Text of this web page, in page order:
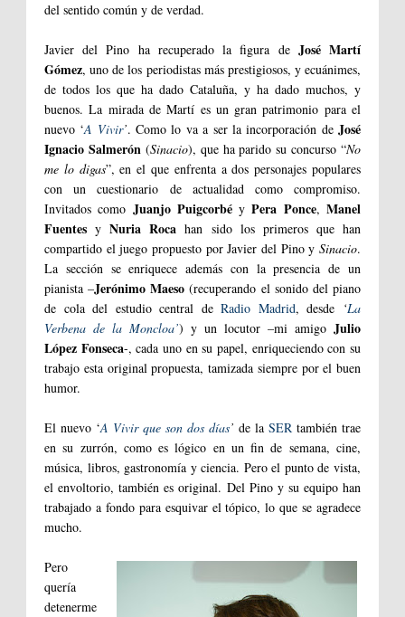
del sentido común y de verdad.
Javier del Pino ha recuperado la figura de José Martí
Gómez, uno de los periodistas más prestigiosos, y ecuánimes,
de todos los que ha dado Cataluña, y ha dado muchos, y
buenos. La mirada de Martí es un gran patrimonio para el
nuevo ‘A Vivir’. Como lo va a ser la incorporación deJosé
Ignacio Salmerón(Sinacio), que ha parido su concurso “No
me lo digas”, en el que enfrenta a dos personajes populares
con un cuestionario de actualidad como compromiso.
Invitados como Juanjo PuigcorbéyPera Ponce,Manel
Fuentes yNuria Roca han sido los primeros que han
compartido el juego propuesto por Javier del Pino y Sinacio.
La sección se enriquece además con la presencia de un
pianista –Jerónimo Maeso (recuperando el sonido del piano
de cola del estudio central deRadio Madrid, desde ‘La
Verbena de la Moncloa’) y un locutor –mi amigo Julio
López Fonseca-, cada uno en su papel, enriqueciendo con su
trabajo esta original propuesta, tamizada siempre por el buen
humor.
El nuevo ‘A Vivir que son dos días’ de la SER también trae
en su zurrón, como es lógico en un fin de semana, cine,
música, libros, gastronomía y ciencia. Pero el punto de vista,
el envoltorio, también es original. Del Pino y su equipo han
trabajado a fondo para esquivar el tópico, lo que se agradece
mucho.
Pero
quería
detenerme